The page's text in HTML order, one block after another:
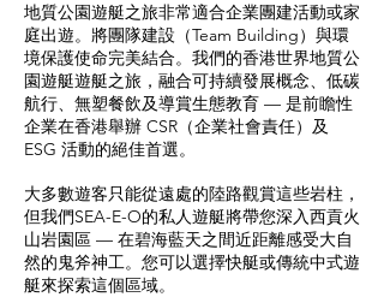
地質公園遊艇之旅非常適合企業團建活動或家
庭出遊。將團隊建設（Team Building）與環
境保護使命完美結合。我們的香港世界地質公
園遊艇遊艇之旅，融合可持續發展概念、低碳
航行、無塑餐飲及導賞生態教育 — 是前瞻性
企業在香港舉辦 CSR（企業社會責任）及
ESG 活動的絕佳首選。
大多數遊客只能從遠處的陸路觀賞這些岩柱，
但我們SEA-E-O的私人遊艇將帶您深入西貢火
山岩園區 — 在碧海藍天之間近距離感受大自
然的鬼斧神工。您可以選擇快艇或傳統中式遊
艇來探索這個區域。